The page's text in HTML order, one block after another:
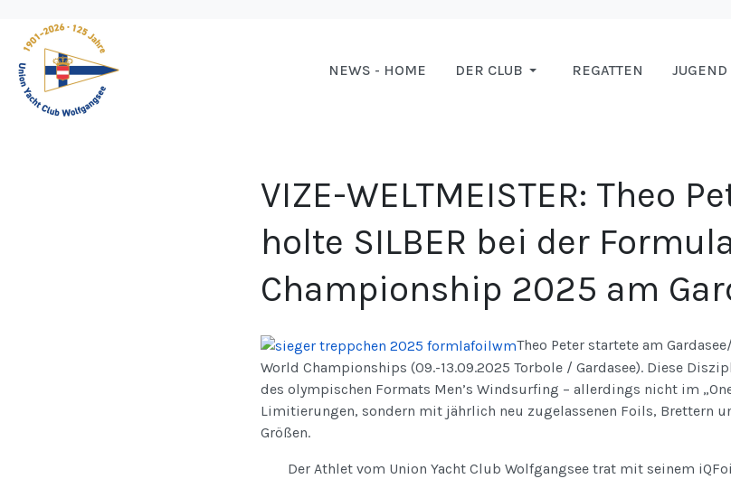
NEWS - HOME DER CLUB REGATTEN
VIZE-WELTMEISTER: Theo
holte SILBER bei der
Championship 2025 am
Theo Peter startete am
World Championships (09.-13.09.2025 Torbole / Gardasee). Diese
des olympischen Formats Men’s Windsurfing – allerdings nicht im
Limitierungen, sondern mit jährlich neu zugelassenen Foils, Brettern
Größen.
Der Athlet vom Union Yacht Club Wolfgangsee trat mit seinem